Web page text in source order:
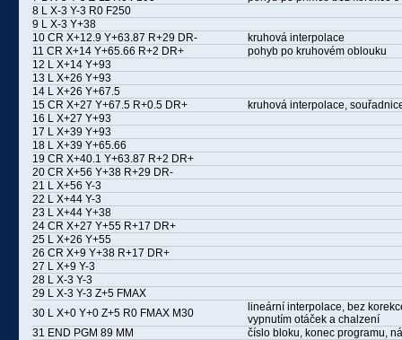
8 L X-3 Y-3 R0 F250
9 L X-3 Y+38
10 CR X+12.9 Y+63.87 R+29 DR-
kruhová interpolace
11 CR X+14 Y+65.66 R+2 DR+
pohyb po kruhovém oblouku
12 L X+14 Y+93
13 L X+26 Y+93
14 L X+26 Y+67.5
15 CR X+27 Y+67.5 R+0.5 DR+
kruhová interpolace,
16 L X+27 Y+93
17 L X+39 Y+93
18 L X+39 Y+65.66
19 CR X+40.1 Y+63.87 R+2 DR+
20 CR X+56 Y+38 R+29 DR-
21 L X+56 Y-3
22 L X+44 Y-3
23 L X+44 Y+38
24 CR X+27 Y+55 R+17 DR+
25 L X+26 Y+55
26 CR X+9 Y+38 R+17 DR+
27 L X+9 Y-3
28 L X-3 Y-3
29 L X-3 Y-3 Z+5 FMAX
30 L X+0 Y+0 Z+5 R0 FMAX M30
lineární interpolace, bez
vypnutím otáček a chalzení
31 END PGM 89 MM
číslo bloku, konec programu,